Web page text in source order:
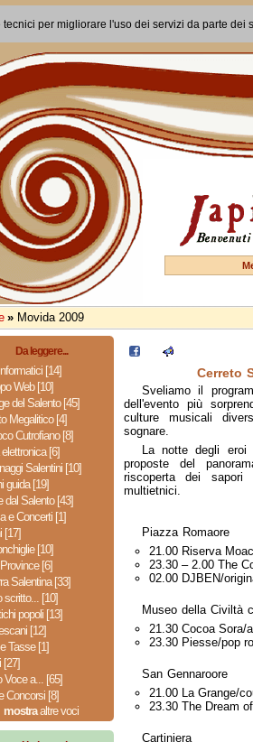
tecnici per migliorare l'uso dei servizi da parte
» Movida 2009
Da leggere...
[14]
Web [10]
del Salento [45]
Megalitico [4]
Cutrofiano [8]
[6]
Salentini [10]
guida [19]
dal Salento [43]
e Concerti [1]
[17]
[10]
[6]
Salentina [33]
scritto... [10]
popoli [13]
[12]
Tasse [1]
[27]
Voce a... [65]
Concorsi [8]
mostraaltre voci
Cerreto
Sveliamo il
dell'evento più
culture musicali
sognare.
La notte degli eroi
proposte del
riscoperta dei
multietnici.
Piazza Romaore
21.00 Riserva
23.30 – 2.00 The
02.00 DJBEN/
Museo della Civiltà
21.30 Cocoa Sora/
23.30 Piesse/pop
San Gennaroore
21.00 La Grange/
23.30 The Dream
Cartiniera